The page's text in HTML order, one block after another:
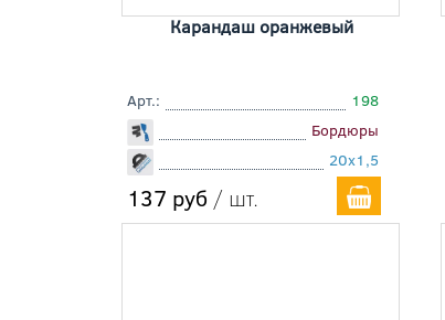
Карандаш оранжевый
Арт.:
198
Бордюры
20x1,5
137 руб / шт.